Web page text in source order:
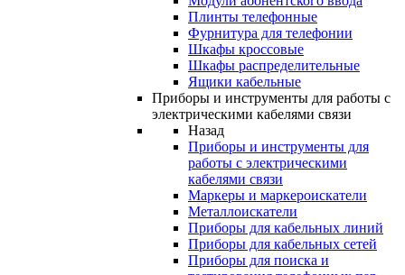
Плинты телефонные
Фурнитура для телефонии
Шкафы кроссовые
Шкафы распределительные
Ящики кабельные
Приборы и инструменты для работы с
электрическими кабелями связи
Назад
Приборы и инструменты для
работы с электрическими
кабелями связи
Маркеры и маркероискатели
Металлоискатели
Приборы для кабельных линий
Приборы для кабельных сетей
Приборы для поиска и